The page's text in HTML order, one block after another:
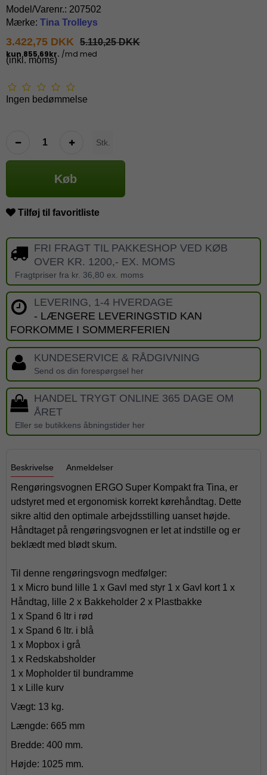
Model/Varenr.: 207502
Mærke: Tina Trolleys
3.422,75 DKK
5.110,25 DKK
(inkl. moms)
Ingen bedømmelse
Stk.
Køb
Tilføj til favoritliste
FRI FRAGT TIL PAKKESHOP VED KØB
OVER KR. 1200,- EX. MOMS
Fragtpriser fra kr. 36,80 ex. moms
LEVERING, 1-4 HVERDAGE
- LÆNGERE LEVERINGSTID KAN
FORKOMME I SOMMERFERIEN
KUNDESERVICE & RÅDGIVNING
Send os din forespørgsel her
HANDEL TRYGT ONLINE 365 DAGE OM
ÅRET
Eller se butikkens åbningstider her
Beskrivelse Anmeldelser
Rengøringsvognen ERGO Super Kompakt fra Tina, er
udstyret med et ergonomisk korrekt kørehåndtag. Dette
sikre altid den optimale arbejdsstilling uanset højde.
Håndtaget på rengøringsvognen er let at indstille og er
beklædt med blødt skum.
Til denne rengøringsvogn medfølger:
1 x Micro bund lille 1 x Gavl med styr 1 x Gavl kort 1 x
Håndtag, lille 2 x Bakkeholder 2 x Plastbakke
1 x Spand 6 ltr i rød
1 x Spand 6 ltr. i blå
1 x Mopbox i grå
1 x Redskabsholder
1 x Mopholder til bundramme
1 x Lille kurv
Vægt: 13 kg.
Længde: 665 mm
Bredde: 400 mm.
Højde: 1025 mm.